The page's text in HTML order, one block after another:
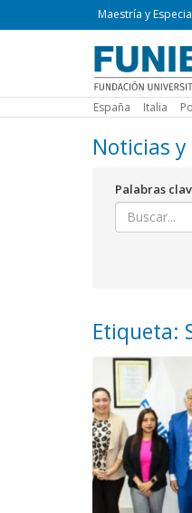
Maestría
Maestría y
España Italia
Noticias y
Palabras
Etiqueta: